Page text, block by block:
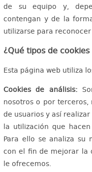
de su equipo y,
contengan y de la
utilizarse para
¿Qué tipos de
Esta página web utiliza
Cookies de análisis:
nosotros o por
de usuarios y así
la utilización que
Para ello se analiza su
con el fin de mejorar la
le ofrecemos.